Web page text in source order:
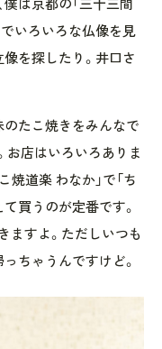
いろいろな仏像を見
を探したり。井口さ
のたこ焼きをみんなで
お店はいろいろありま
焼道楽 わなか」で「ち
買うのが定番です。
ますよ。ただしいつも
ちゃうんですけど。